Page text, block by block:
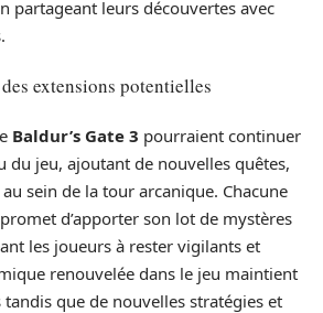
partageant leurs découvertes avec
extensions potentielles
Baldur’s Gate 3 pourraient continuer
du jeu, ajoutant de nouvelles quêtes,
sein de la tour arcanique. Chacune
d’apporter son lot de mystères
les joueurs à rester vigilants et
renouvelée dans le jeu maintient
tandis que de nouvelles stratégies et